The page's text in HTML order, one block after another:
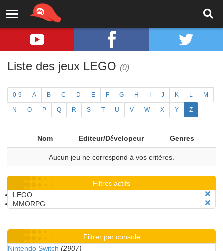
Liste des jeux LEGO (0)
0-9 A B C D E F G H J K L M
N O P Q R S T U V W X Y Z
Nom Editeur/Dévelopeur Genres
Aucun jeu ne correspond à vos critères.
Filtres actifs
LEGO
MMORPG
Filtrer par console
Nintendo Switch (2907)